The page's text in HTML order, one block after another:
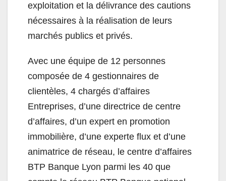
exploitation et la délivrance des cautions
nécessaires à la réalisation de leurs
marchés publics et privés.
Avec une équipe de 12 personnes
composée de 4 gestionnaires de
clientèles, 4 chargés d’affaires
Entreprises, d’une directrice de centre
d’affaires, d’un expert en promotion
immobilière, d’une experte flux et d’une
animatrice de réseau, le centre d’affaires
BTP Banque Lyon parmi les 40 que